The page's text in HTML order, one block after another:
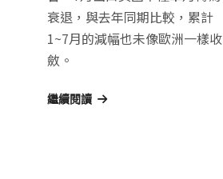
衰退，與去年同期比較，累計
1~7月的減幅也未像歐洲一樣收
斂。
繼續閱讀